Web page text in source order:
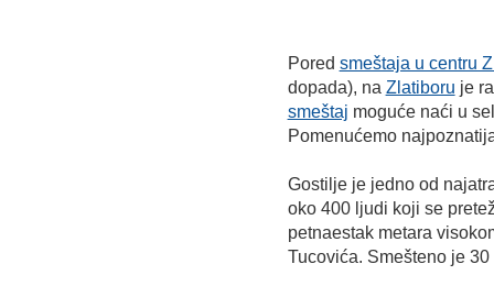
Pored smeštaja u centru
dopada), na Zlatiboru je
smeštaj moguće naći u
Pomenućemo
Gostilje je jedno od
oko 400 ljudi koji se
petnaestak metara
Tucovića. Smešteno je